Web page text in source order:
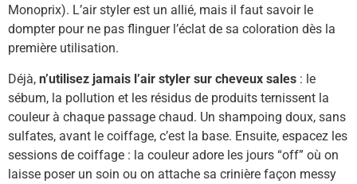
Monoprix). L’air styler est un allié, mais il faut savoir le
dompter pour ne pas flinguer l’éclat de sa coloration dès la
première utilisation.
Déjà, n’utilisez jamais l’air styler sur cheveux sales : le
sébum, la pollution et les résidus de produits ternissent la
couleur à chaque passage chaud. Un shampoing doux, sans
sulfates, avant le coiffage, c’est la base. Ensuite, espacez les
sessions de coiffage : la couleur adore les jours “off” où on
laisse poser un soin ou on attache sa crinière façon messy